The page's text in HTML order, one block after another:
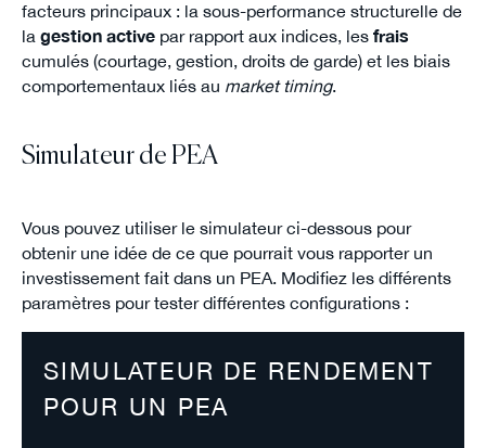
facteurs principaux : la sous-performance structurelle de
la gestion activepar rapport aux indices, les frais
cumulés (courtage, gestion, droits de garde) et les biais
comportementaux liés au market timing.
Simulateur de PEA
Vous pouvez utiliser le simulateur ci-dessous pour
obtenir une idée de ce que pourrait vous rapporter un
investissement fait dans un PEA. Modifiez les différents
paramètres pour tester différentes configurations :
SIMULATEUR DE RENDEMENT
POUR UN PEA